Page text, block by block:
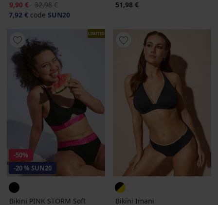
Korting
9,90 € Oorspronkelijke prijs
32,98 €
7,92 € code SUN20
51,98 €
LIMITED
-50%
-20 % SUN20
Bikini PINK STORM Soft
Bikini Imani